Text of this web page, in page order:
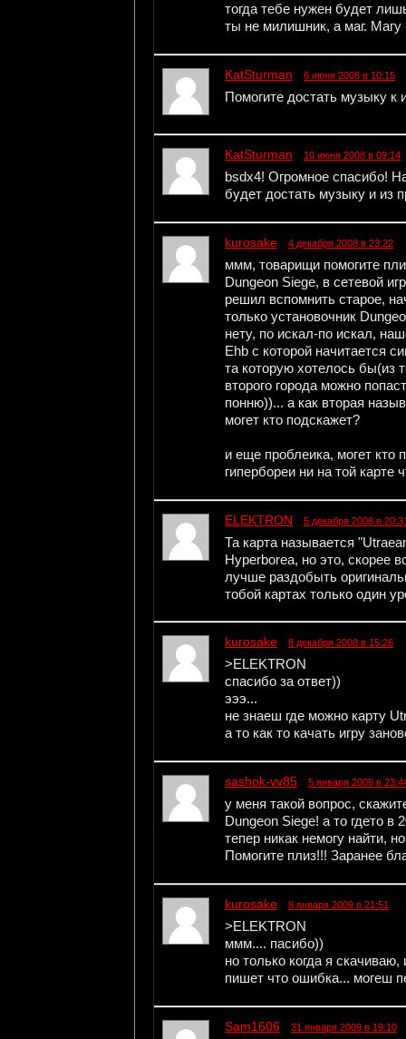
тогда тебе нужен будет
ты не милишник, а маг.
KatSturman 6 июня 2008 в 10:15
Помогите достать музыку к
KatSturman 10 июня 2008 в 09:14
bsdx4! Огромное спасибо!
будет достать музыку и из
kurosake 4 декабря 2008 в 23:22
ммм, товарищи помогите
Dungeon Siege, в сетевой
решил вспомнить старое,
только установочник
нету, по искал-по искал,
Ehb c которой начитается
та которую хотелось бы(из
второго города можно
понню))... а как вторая
могет кто подскажет?
и еще проблеика, могет кто
гипербореи ни на той карте
ELEKTRON 5 декабря 2008 в
Та карта называется
Hyperborea, но это, скорее
лучше раздобыть
тобой картах только один
kurosake 8 декабря 2008 в 15:26
>ELEKTRON
спасибо за ответ))
эээ...
не знаеш где можно карту
а то как то качать игру
sashok-vv85 5 января 2009 в
у меня такой вопрос,
Dungeon Siege! а то гдето
тепер никак немогу найти,
Помогите плиз!!! Заранее
kurosake 8 января 2009 в 21:51
>ELEKTRON
ммм.... пасибо))
но только когда я
пишет что ошибка... могеш
Sam1606 31 января 2009 в 19:10